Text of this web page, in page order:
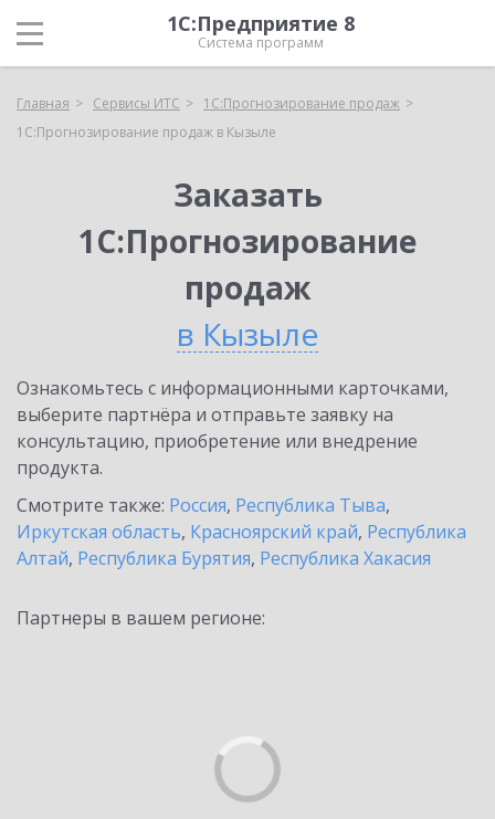
1С:Предприятие 8
Система программ
Главная Сервисы ИТС
1С:Прогнозирование продаж
1С:Прогнозирование продаж в Кызыле
Заказать
1С:Прогнозирование
продаж
в Кызыле
Ознакомьтесь с информационными карточками,
выберите партнёра и отправьте заявку на
консультацию, приобретение или внедрение
продукта.
Смотрите также: Россия, Республика Тыва,
Иркутская область, Красноярский край, Республика
Алтай, Республика Бурятия, Республика Хакасия
Партнеры в вашем регионе: